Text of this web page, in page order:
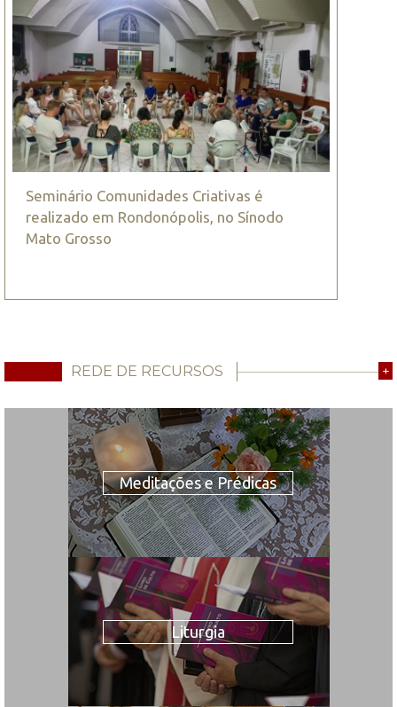
Seminário Comunidades Criativas é
realizado em Rondonópolis, no Sínodo
Mato Grosso
REDE DE RECURSOS +
Meditações e Prédicas
Liturgia